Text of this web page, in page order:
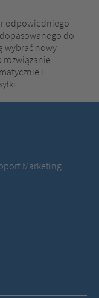
odpowiedniego
do
wybrać nowy
rozwiązanie
i
Marketing